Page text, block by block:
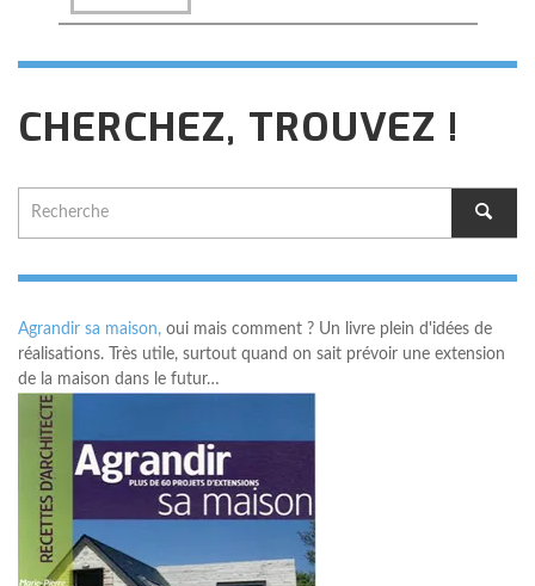
CHERCHEZ, TROUVEZ !
Agrandir sa maison, oui mais comment ? Un livre plein d'idées de
réalisations. Très utile, surtout quand on sait prévoir une extension
de la maison dans le futur…